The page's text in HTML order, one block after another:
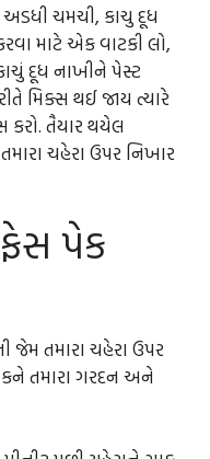
ચમચી, કાચુ દૂધ
માટે એક વાટકી લો,
દૂધ નાખીને પેસ્ટ
મિક્સ થઈ જાય ત્યારે
તૈયાર થયેલ
ચહેરા ઉપર નિખાર
ફેસ પેક
તમારા ચહેરા ઉપર
તમારા ગરદન અને